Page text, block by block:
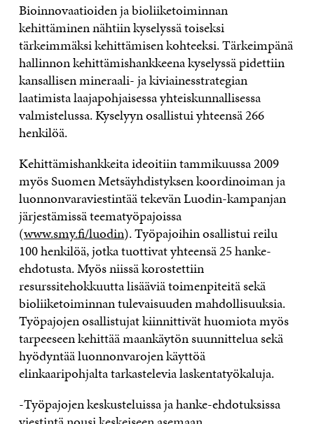
Bioinnovaatioiden ja bioliiketoiminnan
kehittäminen nähtiin kyselyssä toiseksi
tärkeimmäksi kehittämisen kohteeksi. Tärkeimpänä
hallinnon kehittämishankkeena kyselyssä pidettiin
kansallisen mineraali- ja kiviainesstrategian
laatimista laajapohjaisessa yhteiskunnallisessa
valmistelussa. Kyselyyn osallistui yhteensä 266
henkilöä.
Kehittämishankkeita ideoitiin tammikuussa 2009
myös Suomen Metsäyhdistyksen koordinoiman ja
luonnonvaraviestintää tekevän Luodin-kampanjan
järjestämissä teematyöpajoissa
(www.smy.fi/luodin). Työpajoihin osallistui reilu
100 henkilöä, jotka tuottivat yhteensä 25 hanke-
ehdotusta. Myös niissä korostettiin
resurssitehokkuutta lisääviä toimenpiteitä sekä
bioliiketoiminnan tulevaisuuden mahdollisuuksia.
Työpajojen osallistujat kiinnittivät huomiota myös
tarpeeseen kehittää maankäytön suunnittelua sekä
hyödyntää luonnonvarojen käyttöä
elinkaaripohjalta tarkastelevia laskentatyökaluja.
-Työpajojen keskusteluissa ja hanke-ehdotuksissa